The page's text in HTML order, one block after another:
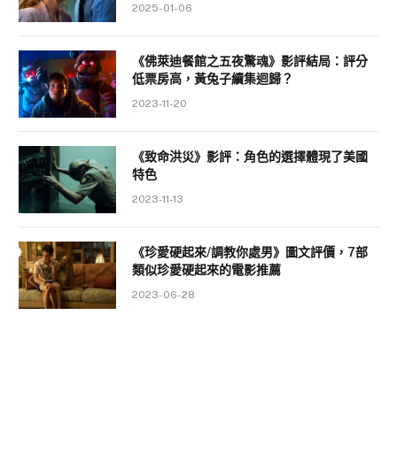
2025-01-06
《佛萊迪餐館之五夜驚魂》影評結局：評分
低票房高，黃兔子續集迴歸？
2023-11-20
《致命洪災》影評：角色的選擇體現了美國
特色
2023-11-13
《珍愛硬起來/調教你處男》圖文評價，7部
類似珍愛硬起來的電影推薦
2023-06-28